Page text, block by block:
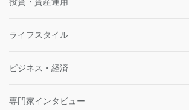
ライフスタイル
ビジネス・経済
専門家インタビュー